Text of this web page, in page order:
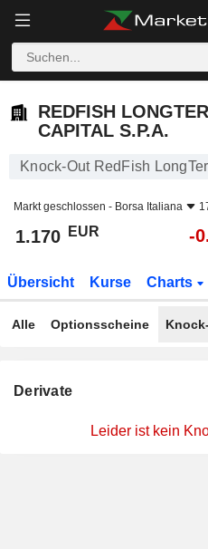
REDFISH
CAPITAL S.P.A.
Knock-Out RedFish
Markt geschlossen - Borsa Italiana
1.170 EUR -
Übersicht Kurse Charts
Alle Optionsscheine
Derivate
Leider ist kein